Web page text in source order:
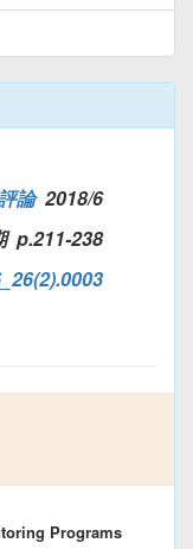
論2018/6
p.211-238
Programs